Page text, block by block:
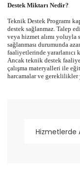
Destek Miktarı Nedir?
Teknik Destek Programı
destek sağlanmaz. Talep
veya hizmet alımı yoluyla
sağlanması durumunda
faaliyetlerinde yararlanıcı
Ancak teknik destek
çalışma materyalleri ile
harcamalar ve gereklilikler